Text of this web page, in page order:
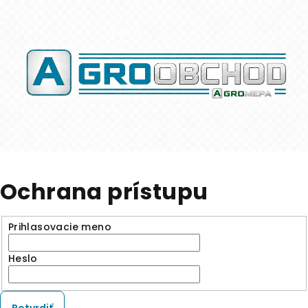
Ochrana prístupu
Prihlasovacie meno
Heslo